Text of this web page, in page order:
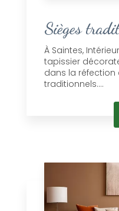
Sièges
À Saintes,
tapissier
dans la réfection
traditionnels....